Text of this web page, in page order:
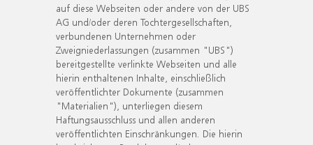
auf diese Webseiten oder andere von der UBS
AG und/oder deren Tochtergesellschaften,
verbundenen Unternehmen oder
Zweigniederlassungen (zusammen "UBS")
bereitgestellte verlinkte Webseiten und alle
hierin enthaltenen Inhalte, einschließlich
veröffentlichter Dokumente (zusammen
"Materialien"), unterliegen diesem
Haftungsausschluss und allen anderen
veröffentlichten Einschränkungen. Die hierin